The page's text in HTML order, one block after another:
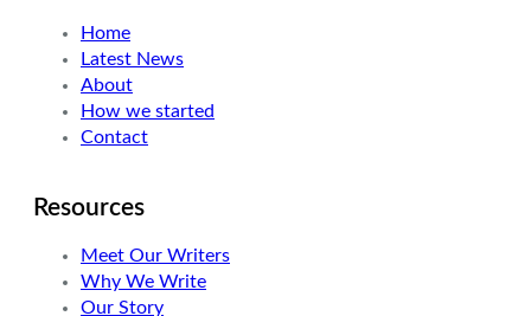
Home
Latest News
About
How we started
Contact
Resources
Meet Our Writers
Why We Write
Our Story